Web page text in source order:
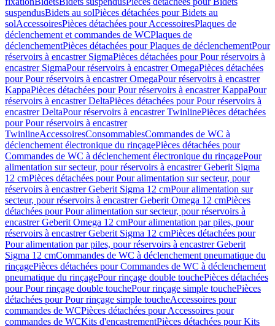
suspendusBidets au solPièces détachées pour Bidets au
solAccessoiresPièces détachées pour AccessoiresPlaques de
déclenchement et commandes de WCPlaques de
déclenchementPièces détachées pour Plaques de déclenchementPour
réservoirs à encastrer SigmaPièces détachées pour Pour réservoirs à
encastrer SigmaPour réservoirs à encastrer OmegaPièces détachées
pour Pour réservoirs à encastrer OmegaPour réservoirs à encastrer
KappaPièces détachées pour Pour réservoirs à encastrer KappaPour
réservoirs à encastrer DeltaPièces détachées pour Pour réservoirs à
encastrer DeltaPour réservoirs à encastrer TwinlinePièces détachées
pour Pour réservoirs à encastrer
TwinlineAccessoiresConsommablesCommandes de WC à
déclenchement électronique du rinçagePièces détachées pour
Commandes de WC à déclenchement électronique du rinçagePour
alimentation sur secteur, pour réservoirs à encastrer Geberit Sigma
12 cmPièces détachées pour Pour alimentation sur secteur, pour
réservoirs à encastrer Geberit Sigma 12 cmPour alimentation sur
secteur, pour réservoirs à encastrer Geberit Omega 12 cmPièces
détachées pour Pour alimentation sur secteur, pour réservoirs à
encastrer Geberit Omega 12 cmPour alimentation par piles, pour
réservoirs à encastrer Geberit Sigma 12 cmPièces détachées pour
Pour alimentation par piles, pour réservoirs à encastrer Geberit
Sigma 12 cmCommandes de WC à déclenchement pneumatique du
rinçagePièces détachées pour Commandes de WC à déclenchement
pneumatique du rinçagePour rinçage double touchePièces détachées
pour Pour rinçage double touchePour rinçage simple touchePièces
détachées pour Pour rinçage simple toucheAccessoires pour
commandes de WCPièces détachées pour Accessoires pour
commandes de WCKits d'encastrementPièces détachées pour Kits